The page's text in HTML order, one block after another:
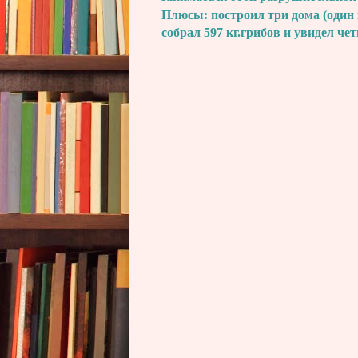
Плюсы: построил три дома (один
собрал 597 кг.грибов и увидел